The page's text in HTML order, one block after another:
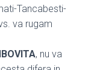
Tancabesti-
va rugam
, nu va